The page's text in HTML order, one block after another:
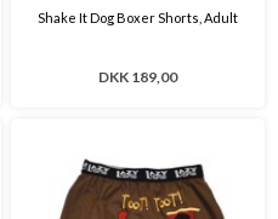
Shake It Dog Boxer Shorts, Adult
DKK 189,00